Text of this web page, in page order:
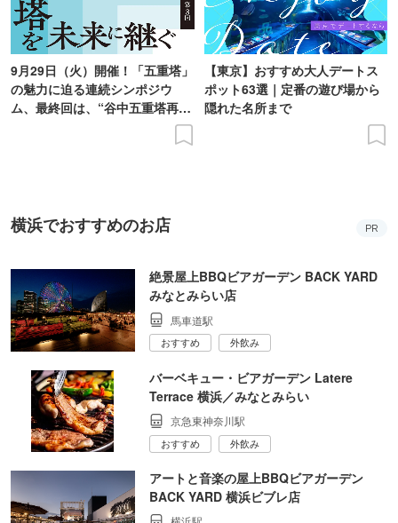
9月29日（火）開催！「五重塔」
の魅力に迫る連続シンポジウ
ム、最終回は、“谷中五重塔再建
【東京】おすすめ大人デートス
ポット63選｜定番の遊び場から
隠れた名所まで
横浜でおすすめのお店 PR
絶景屋上BBQビアガーデン BACK YARD
みなとみらい店
馬車道駅
おすすめ 外飲み
バーベキュー・ビアガーデン Latere
Terrace 横浜／みなとみらい
京急東神奈川駅
おすすめ 外飲み
アートと音楽の屋上BBQビアガーデン
BACK YARD 横浜ビブレ店